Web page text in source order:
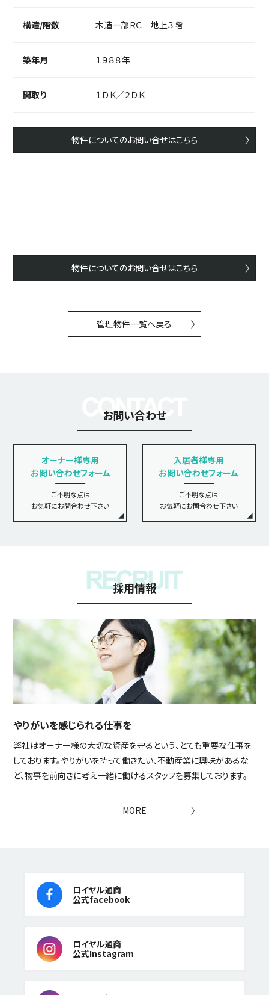
構造/階数 木造一部ＲＣ 地上３階
築年月 １９８８年
間取り １ＤＫ／２ＤＫ
物件についてのお問い合せはこちら
物件についてのお問い合せはこちら
管理物件一覧へ戻る
お問い合わせ
オーナー様専用
お問い合わせフォーム
ご不明な点は
お気軽にお問合わせ下さい
入居者様専用
お問い合わせフォーム
ご不明な点は
お気軽にお問合わせ下さい
採用情報
やりがいを感じられる仕事を
弊社はオーナー様の大切な資産を守るという、とても重要な仕事を
しております。やりがいを持って働きたい、不動産業に興味があるな
ど、物事を前向きに考え一緒に働けるスタッフを募集しております。
MORE
ロイヤル通商
公式facebook
ロイヤル通商
公式Instagram